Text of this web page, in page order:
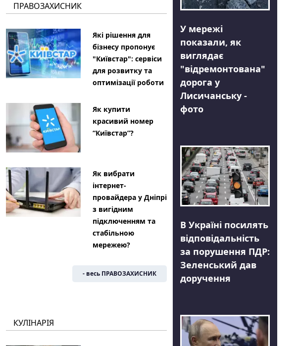
ПРАВОЗАХИСНИК
Які рішення для
бізнесу пропонує
"Київстар": сервіси
для розвитку та
оптимізації роботи
Як купити
красивий номер
“Київстар”?
Як вибрати
інтернет-
провайдера у Дніпрі
з вигідним
підключенням та
стабільною
мережею?
- весь ПРАВОЗАХИСНИК
КУЛІНАРІЯ
У мережі
показали, як
виглядає
"відремонтована"
дорога у
Лисичанську -
фото
В Україні посилять
відповідальність
за порушення ПДР:
Зеленський дав
доручення